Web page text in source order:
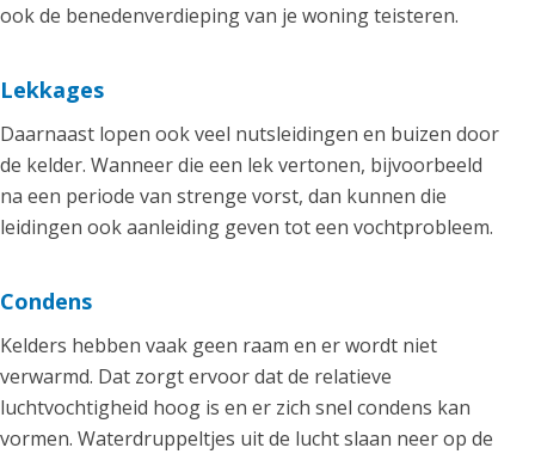
ook de benedenverdieping van je woning teisteren.
Lekkages
Daarnaast lopen ook veel nutsleidingen en buizen door
de kelder. Wanneer die een lek vertonen, bijvoorbeeld
na een periode van strenge vorst, dan kunnen die
leidingen ook aanleiding geven tot een vochtprobleem.
Condens
Kelders hebben vaak geen raam en er wordt niet
verwarmd. Dat zorgt ervoor dat de relatieve
luchtvochtigheid hoog is en er zich snel condens kan
vormen. Waterdruppeltjes uit de lucht slaan neer op de